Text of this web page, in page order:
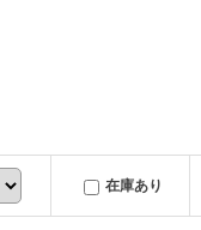
在庫あり